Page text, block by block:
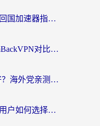
美国看世界杯总卡？这篇回国加速器指南帮你无缝刷国内资源（附苹果手机VPN设置步骤）
穿梭VPN好用吗？和FlashBackVPN对比哪个回国效果更好？
Quickback和小黑牛哪个好？海外党亲测指南，选对回国加速器秒回国内
迅游和银河好用吗？海外用户如何选择回国加速器实现无缝访问国内资源